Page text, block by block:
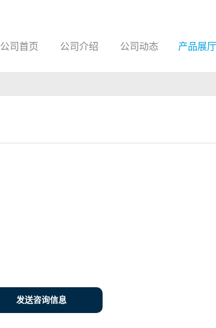
公司首页 公司介绍 公司动态 产品展厅
发送咨询信息